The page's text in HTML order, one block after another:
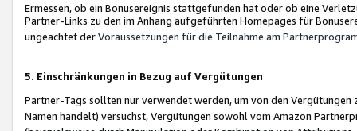
Ermessen, ob ein Bonusereignis stattgefunden hat oder ob eine
Partner-Links zu den im Anhang aufgeführten Homepages für
ungeachtet derVoraussetzungen für die Teilnahme am
5. Einschränkungen in Bezug auf Vergütungen
Partner-Tags sollten nur verwendet werden, um von den
Namen handelt) versuchst, Vergütungen sowohl vom Amazon